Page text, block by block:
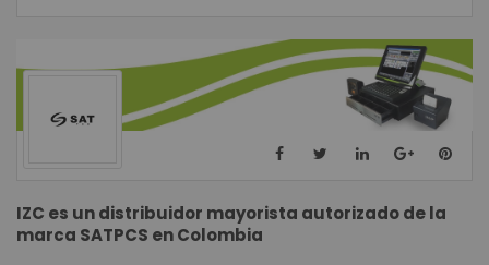
IZC es un distribuidor mayorista autorizado de la
marca SATPCS en Colombia